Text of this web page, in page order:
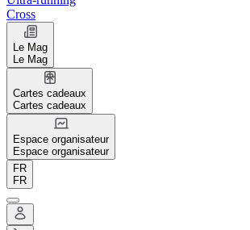
Cross
Le Mag
Le Mag
Cartes cadeaux
Cartes cadeaux
Espace organisateur
Espace organisateur
FR
FR